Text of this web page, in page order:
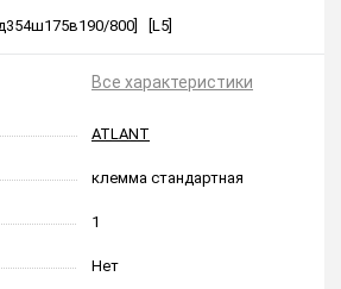
800] [L5]
Все характеристики
ATLANT
клемма стандартная
1
Нет